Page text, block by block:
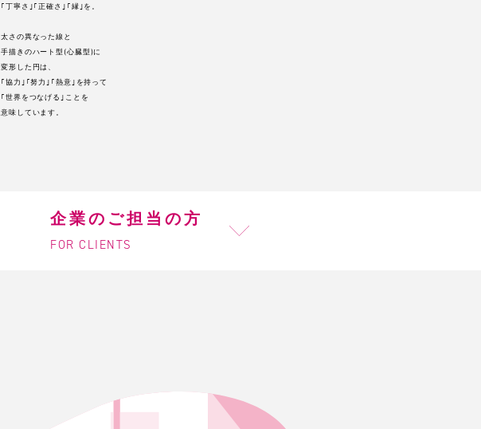
｢丁寧さ｣｢正確さ｣｢縁｣を。
太さの異なった線と
手描きのハート型(心臓型)に
変形した円は、
｢協力｣｢努力｣｢熱意｣を持って
｢世界をつなげる｣ことを
意味しています。
企業のご担当の方
FOR CLIENTS